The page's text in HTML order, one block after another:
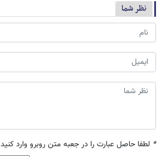
نظر شما
* لطفا حاصل عبارت را در جعبه متن روبرو وارد کنید